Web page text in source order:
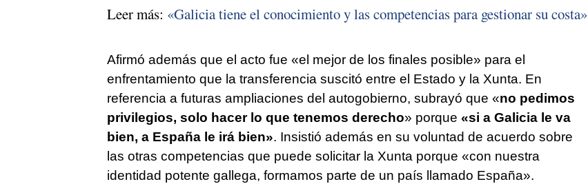
Leer más: «Galicia tiene el conocimiento y las competencias para gestionar su costa»
Afirmó además que el acto fue «el mejor de los finales posible» para el
enfrentamiento que la transferencia suscitó entre el Estado y la Xunta. En
referencia a futuras ampliaciones del autogobierno, subrayó que «no pedimos
privilegios, solo hacer lo que tenemos derecho» porque «si a Galicia le va
bien, a España le irá bien». Insistió además en su voluntad de acuerdo sobre
las otras competencias que puede solicitar la Xunta porque «con nuestra
identidad potente gallega, formamos parte de un país llamado España».